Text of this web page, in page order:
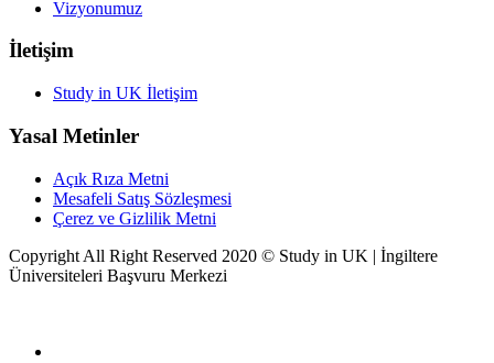
Vizyonumuz
İletişim
Study in UK İletişim
Yasal Metinler
Açık Rıza Metni
Mesafeli Satış Sözleşmesi
Çerez ve Gizlilik Metni
Copyright All Right Reserved 2020 © Study in UK | İngiltere
Üniversiteleri Başvuru Merkezi